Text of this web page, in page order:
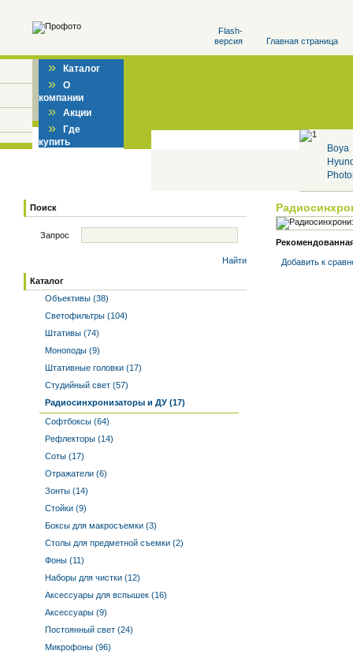
Flash-
версия
Главная страница
» Каталог
» О
компании
» Акции
» Где
купить
Boya
Поиск
Запрос
Найти
Каталог
Объективы (38)
Светофильтры (104)
Штативы (74)
Моноподы (9)
Штативные головки (17)
Студийный свет (57)
Радиосинхронизаторы и ДУ (17)
Софтбоксы (64)
Рефлекторы (14)
Соты (17)
Отражатели (6)
Зонты (14)
Стойки (9)
Боксы для макросъемки (3)
Столы для предметной съемки (2)
Фоны (11)
Наборы для чистки (12)
Аксессуары для вспышек (16)
Аксессуары (9)
Постоянный свет (24)
Микрофоны (96)
Добавить к